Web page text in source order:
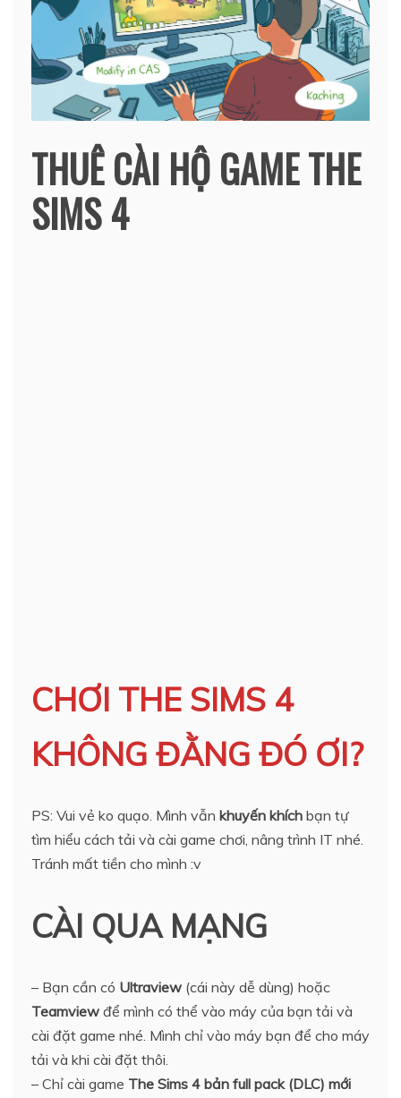
THUÊ CÀI HỘ GAME THE
SIMS 4
CHƠI THE SIMS 4
KHÔNG ĐẰNG ĐÓ ƠI?
PS: Vui vẻ ko quạo. Mình vẫn khuyến khích bạn tự
tìm hiểu cách tải và cài game chơi, nâng trình IT nhé.
Tránh mất tiền cho mình :v
CÀI QUA MẠNG
– Bạn cần có Ultraview (cái này dễ dùng) hoặc
Teamview để mình có thể vào máy của bạn tải và
cài đặt game nhé. Mình chỉ vào máy bạn để cho máy
tải và khi cài đặt thôi.
– Chỉ cài game The Sims 4 bản full pack (DLC) mới